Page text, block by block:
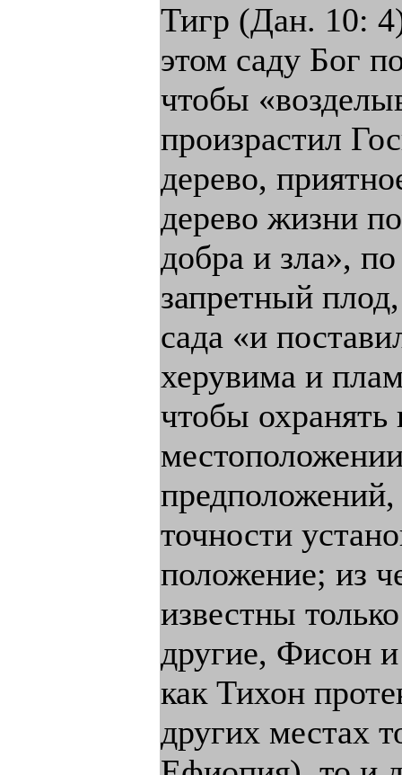
Тигр (Дан. 10:
этом саду Бог
чтобы
произрастил
дерево,
дерево жизни
добра и зла»,
запретный
сада «и
херувима и
чтобы
предположений,
точности
положение; из
известны
другие, Фисон
как Тихон
других местах